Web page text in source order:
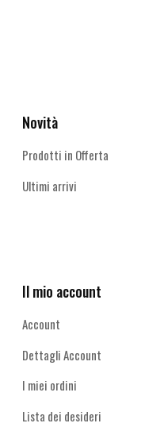
Novità
Prodotti in Offerta
Ultimi arrivi
Il mio account
Account
Dettagli Account
I miei ordini
Lista dei desideri